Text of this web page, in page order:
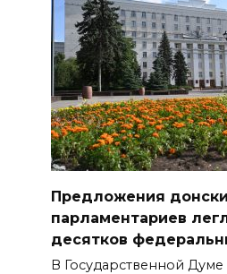
Предложения
парламентариев
десятков
В Государственной